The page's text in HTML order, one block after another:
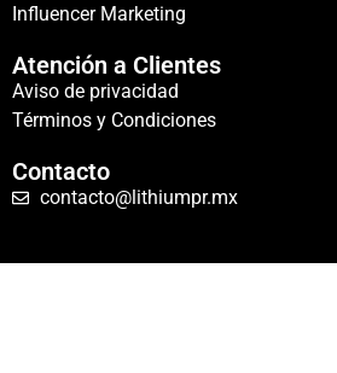
Influencer Marketing
Atención a Clientes
Aviso de privacidad
Términos y Condiciones
Contacto
contacto@lithiumpr.mx